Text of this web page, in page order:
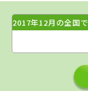
2017年12月の全国